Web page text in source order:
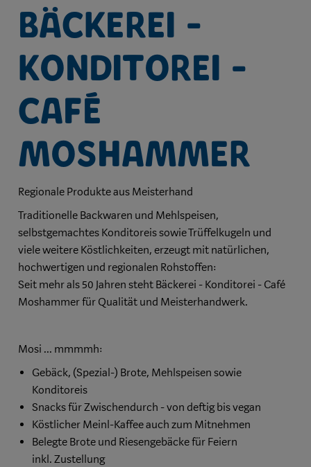
Bäckerei -
Konditorei -
Café
Moshammer
Regionale Produkte aus Meisterhand
Traditionelle Backwaren und Mehlspeisen,
selbstgemachtes Konditoreis sowie Trüffelkugeln und
viele weitere Köstlichkeiten, erzeugt mit natürlichen,
hochwertigen und regionalen Rohstoffen:
Seit mehr als 50 Jahren steht Bäckerei - Konditorei - Café
Moshammer für Qualität und Meisterhandwerk.
Mosi ... mmmmh:
Gebäck, (Spezial-) Brote, Mehlspeisen sowie
Konditoreis
Snacks für Zwischendurch - von deftig bis vegan
Köstlicher Meinl-Kaffee auch zum Mitnehmen
Belegte Brote und Riesengebäcke für Feiern
inkl. Zustellung